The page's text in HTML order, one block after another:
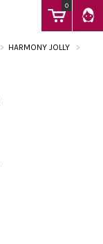
0
HARMONY JOLLY